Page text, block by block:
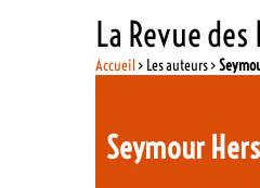
La Revue
Accueil> Les auteurs >
Seymour